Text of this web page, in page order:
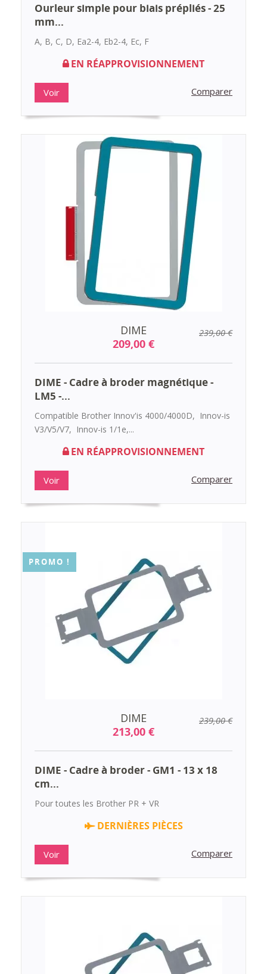
Ourleur simple pour biais prépliés - 25
mm...
A, B, C, D, Ea2-4, Eb2-4, Ec, F
EN RÉAPPROVISIONNEMENT
Voir Comparer
DIME
209,00 €
239,00 €
DIME - Cadre à broder magnétique -
LM5 -...
Compatible Brother Innov'is 4000/4000D, Innov-is
V3/V5/V7, Innov-is 1/1e,...
EN RÉAPPROVISIONNEMENT
Voir Comparer
DIME
213,00 €
239,00 €
PROMO !
DIME - Cadre à broder - GM1 - 13 x 18
cm...
Pour toutes les Brother PR + VR
DERNIÈRES PIÈCES
Voir Comparer